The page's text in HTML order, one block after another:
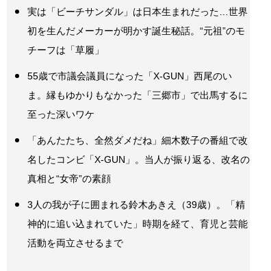
実は「ビーチサンダル」は日本生まれだった…世界
初を生んだメーカーが明かす誕生秘話。“元祖”のモ
チーフは「草履」
55歳で市議会議員になった「X-GUN」西尾のい
ま。縁もゆかりもなかった「三郷市」で出馬するに
至った深いワケ
「あんたたち、全然ダメだね」細木数子の番組で改
名したコンビ「X-GUN」。当人が振り返る、改名の
真相と“女帝”の素顔
3人の我が子に囲まれる鈴木あきえ（39歳）。「精
神的に追い込まれていた」時期を経て、育児と芸能
活動を両立させるまで